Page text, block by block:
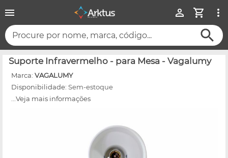
Procure por nome, marca, código...
Suporte Infravermelho - para Mesa - Vagalumy
Marca: VAGALUMY
Disponibilidade: Sem-estoque
...Veja mais informações